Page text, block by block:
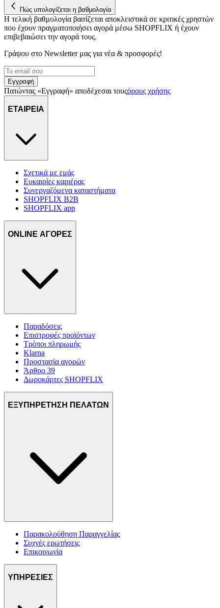
διαφημίσεων και περιεχομένου, τις μετρήσεις σχετικά με
διαφημίσεις και περιεχόμενο, την καλύτερη εικόνα του κοινού
μας και την ανάπτυξη προϊόντων. Επίσης, κοινοποιούμε
πληροφορίες σχετικά με την από μέρους σας χρήση της
τοποθεσίας μας στους συνεργάτες μέσων κοινωνικής
δικτύωσης, διαφημίσεων και ανάλυσης.
Πώς υπολογίζεται η βαθμολογία
Η τελική βαθμολογία βασίζεται αποκλειστικά σε κριτικές χρηστών
που έχουν πραγματοποιήσει αγορά μέσω SHOPFLIX ή έχουν
επιβεβαιώσει την αγορά τους.
Γράψου στο Νewsletter μας για νέα & προσφορές!
Εγγραφή
Πατώντας «Εγγραφή» αποδέχεσαι τουςόρους χρήσης
ΕΤΑΙΡΕΙΑ
Σχετικά με εμάς
Ευκαιρίες καριέρας
Συνεργαζόμενα καταστήματα
SHOPFLIX B2B
SHOPFLIX app
ONLINE ΑΓΟΡΕΣ
Παραδόσεις
Επιστροφές προϊόντων
Τρόποι πληρωμής
Klarna
Προστασία αγορών
Άρθρο 39
Δωροκάρτες SHOPFLIX
ΕΞΥΠΗΡΕΤΗΣΗ ΠΕΛΑΤΩΝ
Παρακολούθηση Παραγγελίας
Συχνές ερωτήσεις
Επικοινωνία
ΥΠΗΡΕΣΙΕΣ